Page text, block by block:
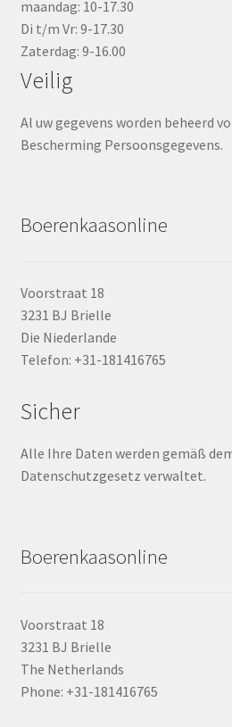
maandag: 10-17.30
Di t/m Vr: 9-17.30
Zaterdag: 9-16.00
Veilig
Al uw gegevens worden beheerd
Bescherming Persoonsgegevens.
Boerenkaasonline
Voorstraat 18
3231 BJ Brielle
Die Niederlande
Telefon: +31-181416765
Sicher
Alle Ihre Daten werden gemäß
Datenschutzgesetz verwaltet.
Boerenkaasonline
Voorstraat 18
3231 BJ Brielle
The Netherlands
Phone: +31-181416765